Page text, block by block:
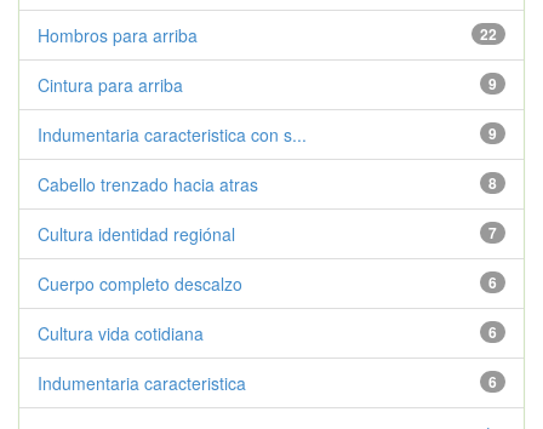
22
Hombros para arriba
9
Cintura para arriba
9
Indumentaria caracteristica con s...
8
Cabello trenzado hacia atras
7
Cultura identidad regiónal
6
Cuerpo completo descalzo
6
Cultura vida cotidiana
6
Indumentaria caracteristica